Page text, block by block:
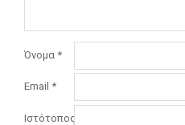
Όνομα *
Email *
Ιστότοπος